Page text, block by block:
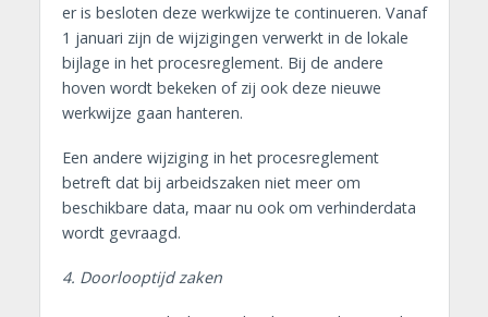
er is besloten deze werkwijze te continueren. Vanaf
1 januari zijn de wijzigingen verwerkt in de lokale
bijlage in het procesreglement. Bij de andere
hoven wordt bekeken of zij ook deze nieuwe
werkwijze gaan hanteren.
Een andere wijziging in het procesreglement
betreft dat bij arbeidszaken niet meer om
beschikbare data, maar nu ook om verhinderdata
wordt gevraagd.
4. Doorlooptijd zaken